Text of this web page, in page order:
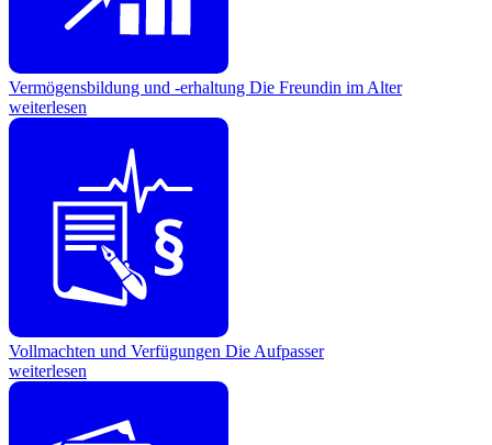
Vermögensbildung und -erhaltung Die Freundin im Alter
weiterlesen
Vollmachten und Verfügungen Die Aufpasser
weiterlesen